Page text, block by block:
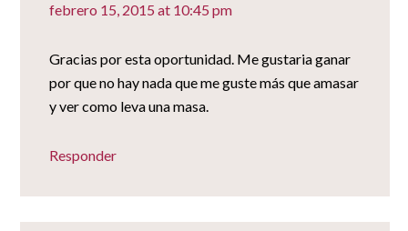
febrero 15, 2015 at 10:45 pm
Gracias por esta oportunidad. Me gustaria ganar
por que no hay nada que me guste más que amasar
y ver como leva una masa.
Responder